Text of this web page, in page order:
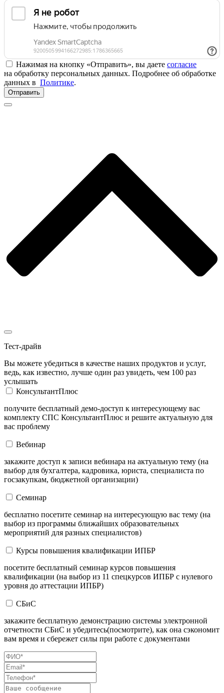
Нажимая на кнопку «Отправить», вы даете согласие
на обработку персональных данных. Подробнее об обработке
данных в Политике.
Отправить
Тест-драйв
Вы можете убедиться в качестве наших продуктов и услуг,
ведь, как известно, лучше один раз увидеть, чем 100 раз
услышать
КонсультантПлюс
получите бесплатный демо-доступ к интересующему вас
комплекту СПС КонсультантПлюс и решите актуальную для
вас проблему
Вебинар
закажите доступ к записи вебинара на актуальную тему (на
выбор для бухгалтера, кадровика, юриста, специалиста по
госзакупкам, бюджетной организации)
Семинар
бесплатно посетите семинар на интересующую вас тему (на
выбор из программы ближайших образовательных
мероприятий для разных специалистов)
Курсы повышения квалификации ИПБР
посетите бесплатный семинар курсов повышения
квалификации (на выбор из 11 спецкурсов ИПБР с нулевого
уровня до аттестации ИПБР)
СБиС
закажите бесплатную демонстрацию системы электронной
отчетности СБиС и убедитесь(посмотрите), как она сэкономит
вам время и сбережет силы при работе с документами